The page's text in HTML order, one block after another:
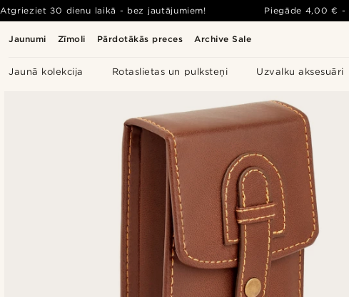
Jaunumi Zīmoli Pārdotākās preces Archive Sale
Jaunā kolekcija Rotaslietas un pulksteņi Uzvalku aksesuāri
Atgrieziet 30 dienu laikā - bez jautājumiem! Piegāde 4,00 € -